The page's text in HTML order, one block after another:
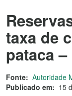
taxa de
pataca
Fonte: Autoridade
Publicado em: 15